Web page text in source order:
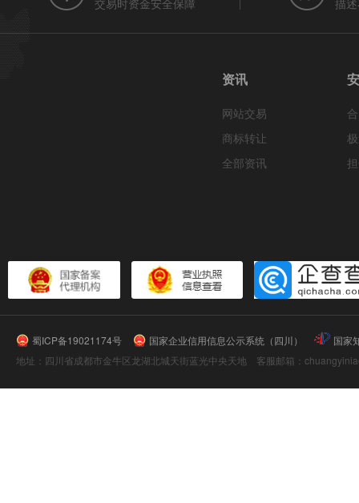
交易时资金安全保障 描
资讯
网站交易
商标转让
全部资讯
蜀ICP备19021174号 国家企业信用信息公示系统（四川）
国家
地址：四川省成都市金牛区龙湖北城天街蓝光中央天地 客服邮箱：